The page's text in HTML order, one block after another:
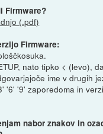
Firmware?
(.pdf)
Firmware:
nato tipko < (levo),
ime v drugih
'6' '9' zaporedoma in
nabor znakov in